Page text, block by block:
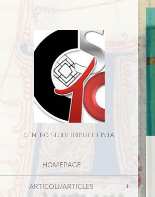
CENTRO STUDI TRIPLICE CINTA
HOMEPAGE
ARTICOLI/ARTICLES